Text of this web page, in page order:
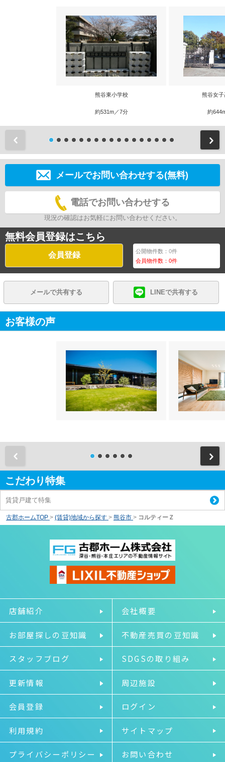
熊谷東小学校
約531m／7分
熊谷女
約
メールでお問い合わせする(無料)
電話でお問い合わせする
現況の確認はお気軽にお問い合わせください。
無料会員登録はこちら
会員登録 公開物件数：0件
会員物件数：0件
メールで共有する LINEで共有する
お客様の声
こだわり特集
賃貸戸建て特集
古郡ホームTOP > (賃貸)地域から探す > 熊谷市 > コルティーＺ
店舗紹介 会社概要
お部屋探しの豆知識 不動産売買の豆知識
スタッフブログ SDGSの取り組み
更新情報 周辺施設
会員登録 ログイン
利用規約 サイトマップ
プライバシーポリシー お問い合わせ